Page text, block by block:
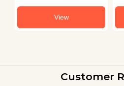
View
Customer